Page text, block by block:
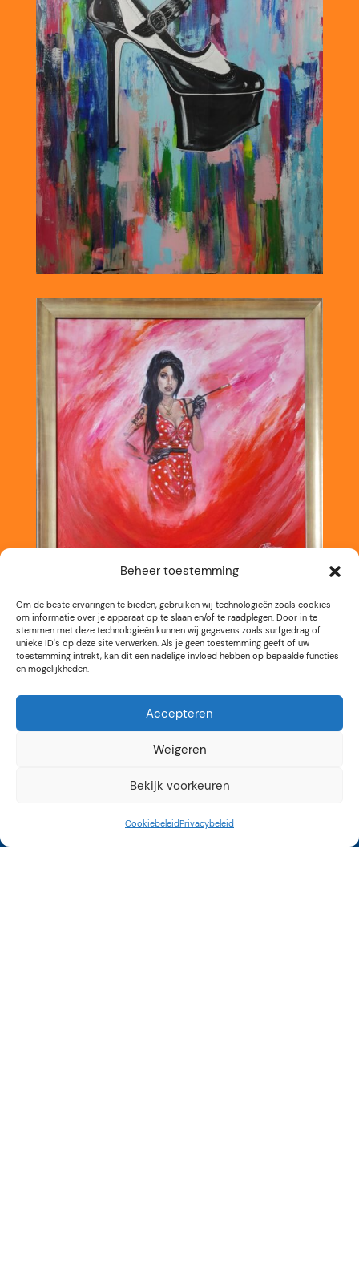
Beheer toestemming
Om de beste ervaringen te bieden, gebruiken wij technologieën zoals cookies
om informatie over je apparaat op te slaan en/of te raadplegen. Door in te
stemmen met deze technologieën kunnen wij gegevens zoals surfgedrag of
unieke ID's op deze site verwerken. Als je geen toestemming geeft of uw
toestemming intrekt, kan dit een nadelige invloed hebben op bepaalde functies
en mogelijkheden.
Accepteren
Weigeren
Bekijk voorkeuren
CookiebeleidPrivacybeleid